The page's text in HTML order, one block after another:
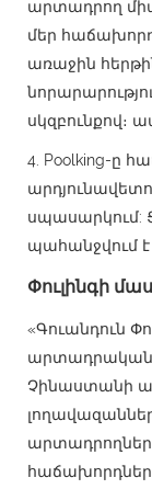
արտադրող
մեր
առաջին
սկզբունքով։
4. Poolking-ը
սպասարկում:
պահանջվում է
Փուլինգի
«Գուանդուն
արտադրական
Չինաստանի
հաճախորդներ